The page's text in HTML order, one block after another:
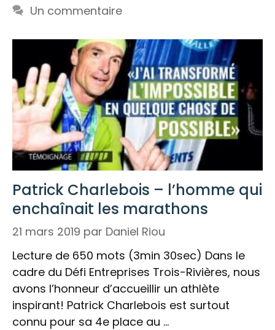
Un commentaire
Patrick Charlebois – l’homme qui
enchaînait les marathons
21 mars 2019 par Daniel Riou
Lecture de 650 mots (3min 30sec) Dans le
cadre du Défi Entreprises Trois-Rivières, nous
avons l’honneur d’accueillir un athlète
inspirant! Patrick Charlebois est surtout
connu pour sa 4e place au …